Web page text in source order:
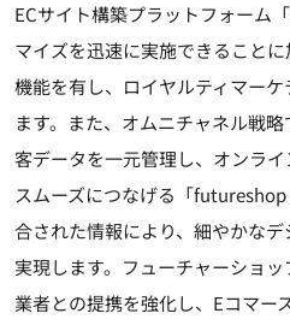
ECサイト構築プラットフォーム
マイズを迅速に実施できること
機能を有し、ロイヤルティマー
ます。また、オムニチャネル戦
客データを一元管理し、オンラ
スムーズにつなげる「
合された情報により、細やかな
実現します。フューチャーショ
業者との提携を強化し、Eコマー